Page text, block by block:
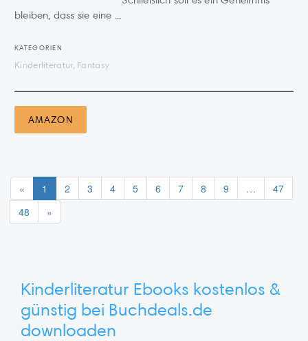
bleiben, dass sie eine ...
KATEGORIEN
Kinderliteratur, Fantasy
AMAZON
« 1 2 3 4 5 6 7 8 9 …
47
48
»
Kinderliteratur Ebooks kostenlos &
günstig bei Buchdeals.de
downloaden